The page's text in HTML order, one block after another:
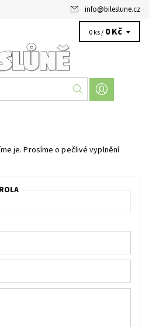
info@bileslune.cz
0 ks / 0 Kč
je. Prosíme o pečlivé vyplnění